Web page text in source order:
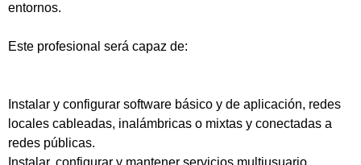
entornos.
Este profesional será capaz de:
Instalar y configurar software básico y de aplicación, redes
locales cableadas, inalámbricas o mixtas y conectadas a
redes públicas.